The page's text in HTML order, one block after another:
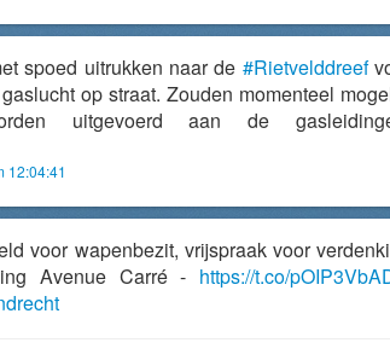
spoed uitrukken naar de #Rietvelddreef
op straat. Zouden momenteel
uitgevoerd aan de
12:04:41
voor wapenbezit, vrijspraak voor
Avenue Carré - https://t.co/